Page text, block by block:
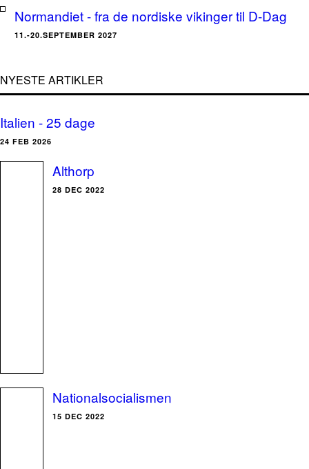
Normandiet - fra de nordiske vikinger til D-Dag
11.-20.SEPTEMBER 2027
NYESTE ARTIKLER
Italien - 25 dage
24 FEB 2026
Althorp
28 DEC 2022
Nationalsocialismen
15 DEC 2022